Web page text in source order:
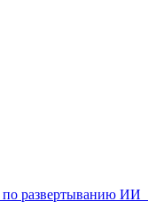
по развертыванию ИИ